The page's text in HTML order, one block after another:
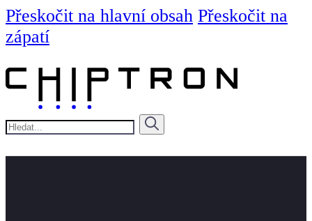
Přeskočit na hlavní obsah Přeskočit na
zápatí
Hledat